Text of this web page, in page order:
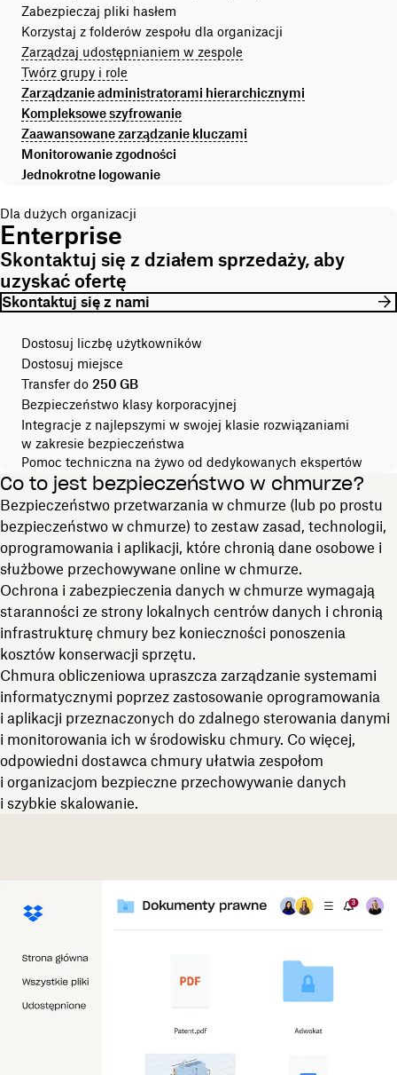
Zabezpieczaj pliki hasłem
Korzystaj z folderów zespołu dla organizacji
Zarządzaj udostępnianiem w zespole
Twórz grupy i role
Zarządzanie administratorami hierarchicznymi
Kompleksowe szyfrowanie
Zaawansowane zarządzanie kluczami
Monitorowanie zgodności
Jednokrotne logowanie
Dla dużych organizacji
Enterprise
Skontaktuj się z działem sprzedaży, aby
uzyskać ofertę
Skontaktuj się z nami
Dostosuj liczbę użytkowników
Dostosuj miejsce
Transfer do 250 GB
Bezpieczeństwo klasy korporacyjnej
Integracje z najlepszymi w swojej klasie rozwiązaniami
w zakresie bezpieczeństwa
Pomoc techniczna na żywo od dedykowanych ekspertów
Co to jest bezpieczeństwo w chmurze?
Bezpieczeństwo przetwarzania w chmurze (lub po prostu
bezpieczeństwo w chmurze) to zestaw zasad, technologii,
oprogramowania i aplikacji, które chronią dane osobowe i
służbowe przechowywane online w chmurze.
Ochrona i zabezpieczenia danych w chmurze wymagają
staranności ze strony lokalnych centrów danych i chronią
infrastrukturę chmury bez konieczności ponoszenia
kosztów konserwacji sprzętu.
Chmura obliczeniowa upraszcza zarządzanie systemami
informatycznymi poprzez zastosowanie oprogramowania
i aplikacji przeznaczonych do zdalnego sterowania danymi
i monitorowania ich w środowisku chmury. Co więcej,
odpowiedni dostawca chmury ułatwia zespołom
i organizacjom bezpieczne przechowywanie danych
i szybkie skalowanie.